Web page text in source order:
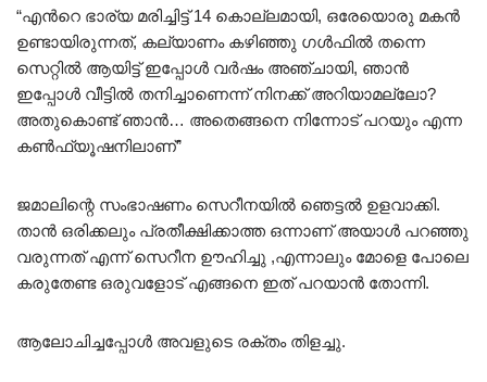
“എൻറെ ഭാര്യ മരിച്ചിട്ട് 14 കൊല്ലമായി, ഒരേയൊരു മകൻ
ഉണ്ടായിരുന്നത്, കല്യാണം കഴിഞ്ഞു ഗൾഫിൽ തന്നെ
സെറ്റിൽ ആയിട്ട് ഇപ്പോൾ വർഷം അഞ്ചായി, ഞാൻ
ഇപ്പോൾ വീട്ടിൽ തനിച്ചാണെന്ന് നിനക്ക് അറിയാമല്ലോ?
അതുകൊണ്ട് ഞാൻ… അതെങ്ങനെ നിന്നോട് പറയും എന്ന
കൺഫ്യൂഷനിലാണ്”
ജമാലിന്റെ സംഭാഷണം സെറീനയിൽ ഞെട്ടൽ ഉളവാക്കി.
താൻ ഒരിക്കലും പ്രതീക്ഷിക്കാത്ത ഒന്നാണ് അയാൾ പറഞ്ഞു
വരുന്നത് എന്ന് സെറീന ഊഹിച്ചു ,എന്നാലും മോളെ പോലെ
കരുതേണ്ട ഒരുവളോട് എങ്ങനെ ഇത് പറയാൻ തോന്നി.
ആലോചിച്ചപ്പോൾ അവളുടെ രക്തം തിളച്ചു.